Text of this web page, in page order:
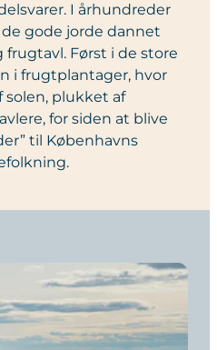
I århundreder
gode jorde dannet
Først i de store
i frugtplantager, hvor
plukket af
for siden at blive
til Københavns